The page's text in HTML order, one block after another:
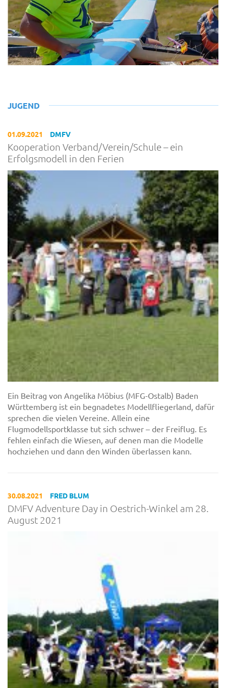
JUGEND
01.09.2021 DMFV
Kooperation Verband/Verein/Schule – ein
Erfolgsmodell in den Ferien
Ein Beitrag von Angelika Möbius (MFG-Ostalb) Baden
Württemberg ist ein begnadetes Modellfliegerland, dafür
sprechen die vielen Vereine. Allein eine
Flugmodellsportklasse tut sich schwer – der Freiflug. Es
fehlen einfach die Wiesen, auf denen man die Modelle
hochziehen und dann den Winden überlassen kann.
30.08.2021 FRED BLUM
DMFV Adventure Day in Oestrich-Winkel am 28.
August 2021